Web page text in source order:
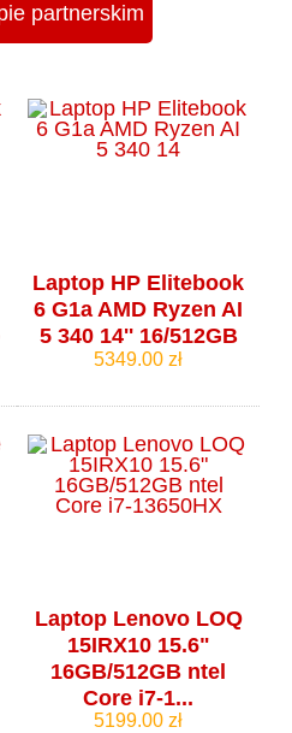
partnerskim
Laptop HP Elitebook
6 G1a AMD Ryzen AI
5 340 14'' 16/512GB
5349.00 zł
Laptop Lenovo LOQ
15IRX10 15.6"
16GB/512GB ntel
Core i7-1...
5199.00 zł